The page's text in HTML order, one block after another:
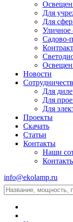
Для
Для
Уличное
Садово-
Новости
Для
Для
Для
Проекты
Скачать
Статьи
Контакты
Наши
info@ekolamp.ru